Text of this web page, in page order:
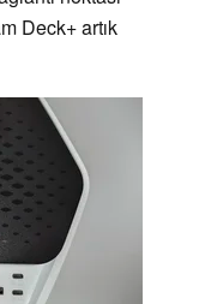
Deck+ artık